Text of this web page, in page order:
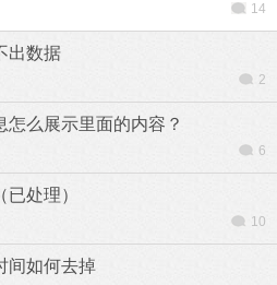
14
出数据
2
么展示里面的内容？
6
处理）
10
间如何去掉